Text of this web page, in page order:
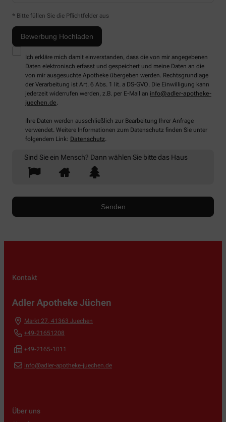
* Bitte füllen Sie die Pflichtfelder aus
Ich erkläre mich damit einverstanden, dass die von mir angegebenen
Daten elektronisch erfasst und gespeichert und meine Daten an die
von mir ausgesuchte Apotheke übergeben werden. Rechtsgrundlage
der Verarbeitung ist Art. 6 Abs. 1 lit. a DS-GVO. Die Einwilligung kann
jederzeit widerrufen werden, z.B. per E-Mail an info@adler-apotheke-
juechen.de.
Ihre Daten werden ausschließlich zur Bearbeitung Ihrer Anfrage
verwendet. Weitere Informationen zum Datenschutz finden Sie unter
folgendem Link: Datenschutz.
Sind Sie ein Mensch? Dann wählen Sie bittedas Haus
Kontakt
Adler Apotheke Jüchen
Markt 27, 41363 Juechen
+49-21651208
+49-2165-1011
info@adler-apotheke-juechen.de
Über uns